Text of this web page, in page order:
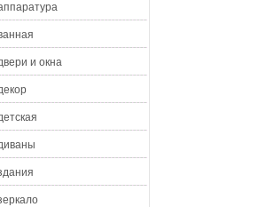
и окна